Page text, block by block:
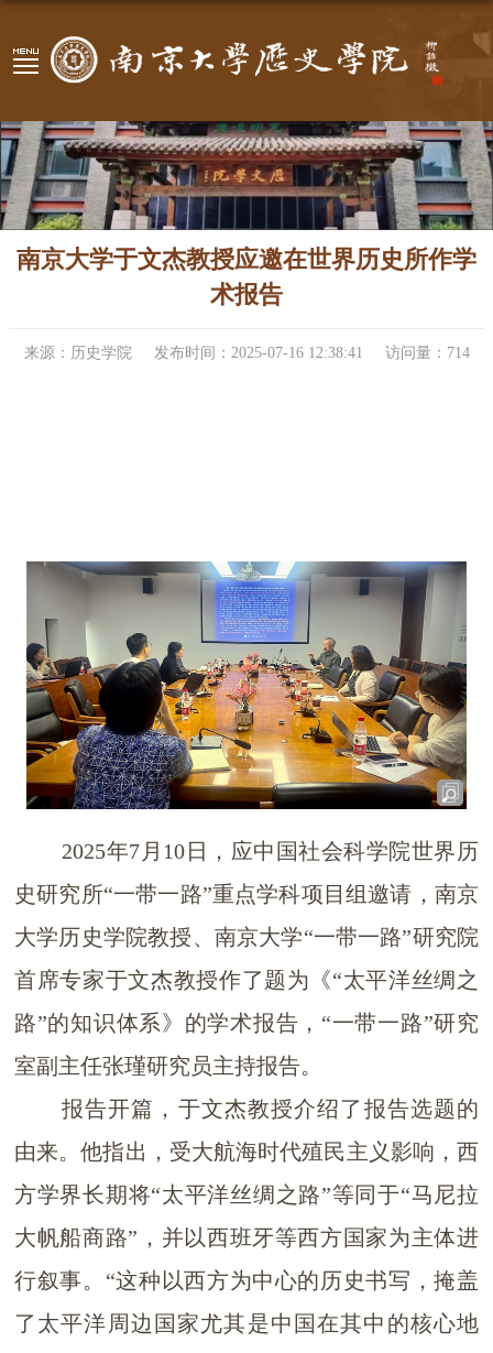
南京大学于文杰教授应邀在世界历史所作学
术报告
来源：历史学院 发布时间：2025-07-16 12:38:41 访问量： 714
2025年7 月 10 日，应中国社会科学院世界历
史研究所“一带一路”重点学科项目组邀请， 南京
大学历史学院教授、 南京大学“一带一路”研究院
首席专家于文杰教授作了题为《“太平洋丝绸之
路”的知识体系》的学术报告， “一带一路”研究
室副 主任张瑾研究员主持报告。
报告开篇，于文杰教授介绍了报告选题的
由来。他指出，受大航海时代殖民主义影响，西
方学界长期将“太平洋丝绸之路”等同于“马尼拉
大帆船商路” ，并以西班牙等西方国家为主体进
行叙事。 “这种以西方为中心的历史书写，掩盖
了太平洋周边国家尤其是中国在其中的核心地